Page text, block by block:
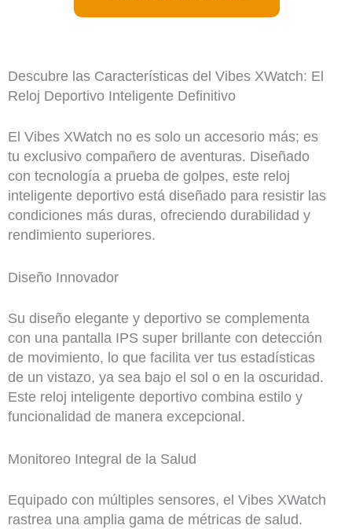
Descubre las Características del Vibes XWatch: El
Reloj Deportivo Inteligente Definitivo
El Vibes XWatch no es solo un accesorio más; es
tu exclusivo compañero de aventuras. Diseñado
con tecnología a prueba de golpes, este reloj
inteligente deportivo está diseñado para resistir las
condiciones más duras, ofreciendo durabilidad y
rendimiento superiores.
Diseño Innovador
Su diseño elegante y deportivo se complementa
con una pantalla IPS super brillante con detección
de movimiento, lo que facilita ver tus estadísticas
de un vistazo, ya sea bajo el sol o en la oscuridad.
Este reloj inteligente deportivo combina estilo y
funcionalidad de manera excepcional.
Monitoreo Integral de la Salud
Equipado con múltiples sensores, el Vibes XWatch
rastrea una amplia gama de métricas de salud.